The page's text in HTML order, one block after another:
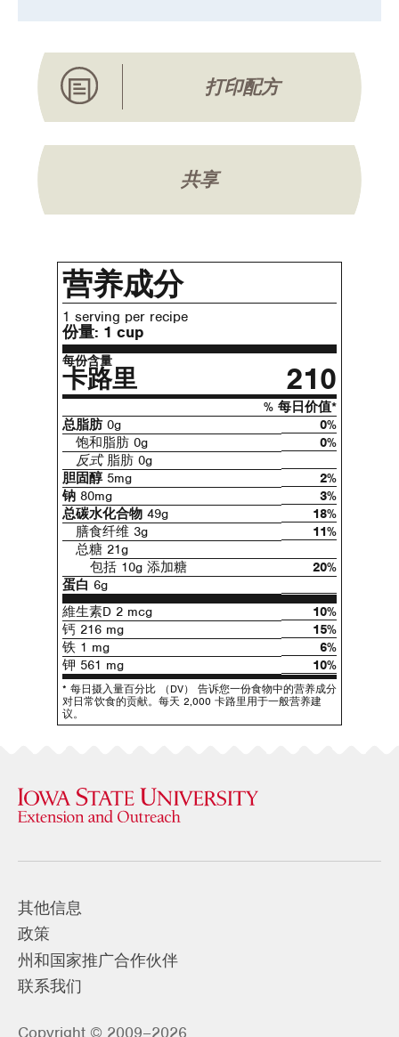
打印配方
共享
营养成分
1 serving per recipe
份量: 1 cup
每份含量
卡路里 210
% 每日价值*
总脂肪0g
0%
饱和脂肪 0g
0%
反式脂肪 0g
胆固醇5mg
2%
钠 80mg
3%
总碳水化合物 49g
18%
膳食纤维 3g
11%
总糖 21g
包括 10g 添加糖
20%
蛋白 6g
維生素D 2 mcg
10%
钙 216 mg
15%
铁 1 mg
6%
钾 561 mg
10%
* 每日摄入量百分比 （DV） 告诉您一份食物中的营养成分
对日常饮食的贡献。每天 2,000 卡路里用于一般营养建
议。
其他信息
政策
州和国家推广合作伙伴
联系我们
Copyright © 2009–2026